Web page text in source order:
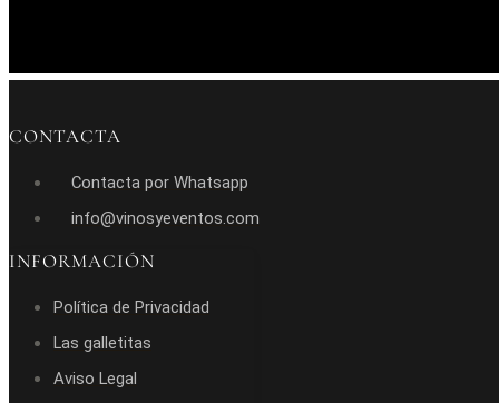
CONTACTA
Contacta por Whatsapp
info@vinosyeventos.com
INFORMACIÓN
Política de Privacidad
Las galletitas
Aviso Legal